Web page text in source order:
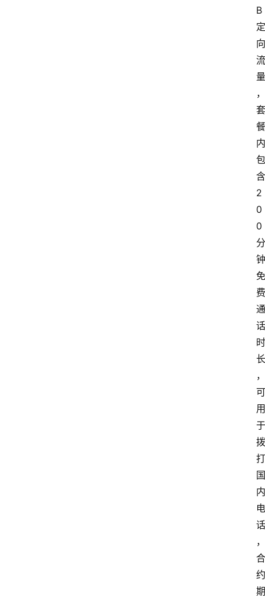
B
定
向
流
量
，
套
餐
内
包
含
2
0
0
分
钟
免
费
通
话
时
长
，
可
用
于
拨
打
国
内
电
话
，
合
约
期